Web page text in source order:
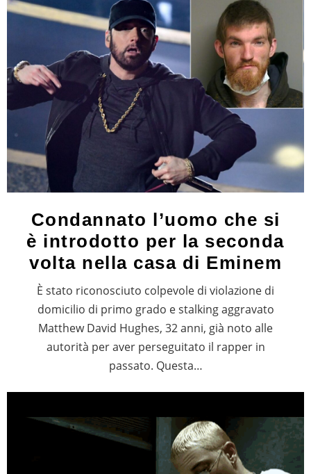
Condannato l’uomo che si
è introdotto per la seconda
volta nella casa di Eminem
È stato riconosciuto colpevole di violazione di
domicilio di primo grado e stalking aggravato
Matthew David Hughes, 32 anni, già noto alle
autorità per aver perseguitato il rapper in
passato. Questa…